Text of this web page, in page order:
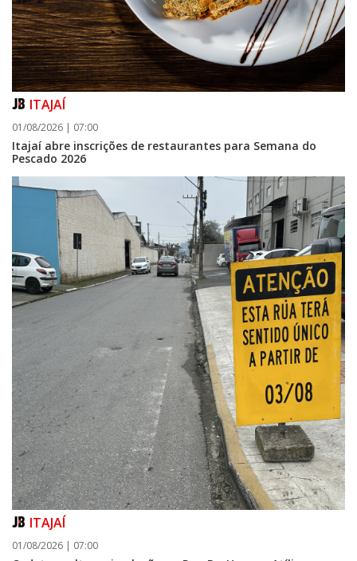
ITAJAÍ
01/08/2026 | 07:00
Itajaí abre inscrições de restaurantes para Semana do
Pescado 2026
ITAJAÍ
01/08/2026 | 07:00